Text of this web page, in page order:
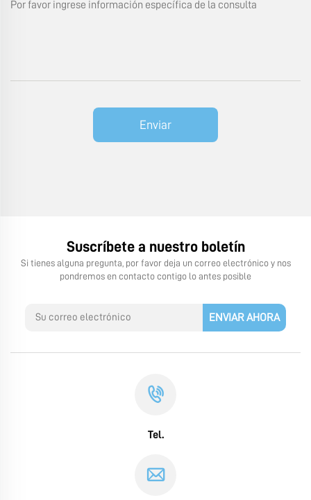
Enviar
Suscríbete a nuestro boletín
Si tienes alguna pregunta, por favor deja un correo electrónico y nos
pondremos en contacto contigo lo antes posible
ENVIAR AHORA
Tel.